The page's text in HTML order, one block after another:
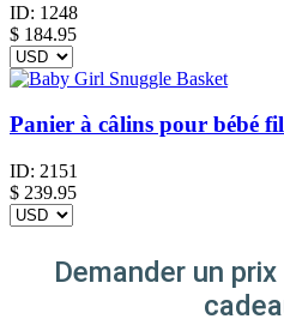
ID: 1248
$ 184.95
Panier à câlins pour bébé
ID: 2151
$ 239.95
Demander un